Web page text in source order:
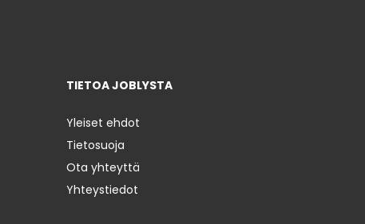
TIETOA JOBLYSTA
Yleiset ehdot
Tietosuoja
Ota yhteyttä
Yhteystiedot